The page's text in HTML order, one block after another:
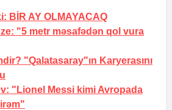
BİR AY OLMAYACAQ
"5 metr məsafədən qol vura
"Qalatasaray"ın Karyerasını
"Lionel Messi kimi Avropada